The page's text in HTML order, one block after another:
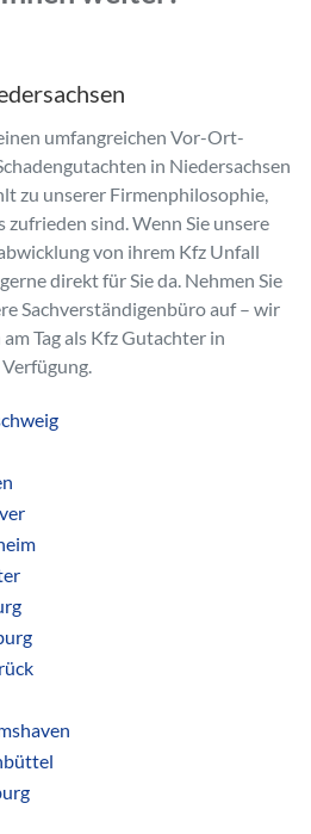
umfangreichen Vor-Ort-
in Niedersachsen
zu unserer Firmenphilosophie,
zufrieden sind. Wenn Sie unsere
von ihrem Kfz Unfall
direkt für Sie da. Nehmen Sie
Sachverständigenbüro auf – wir
Tag als Kfz Gutachter in